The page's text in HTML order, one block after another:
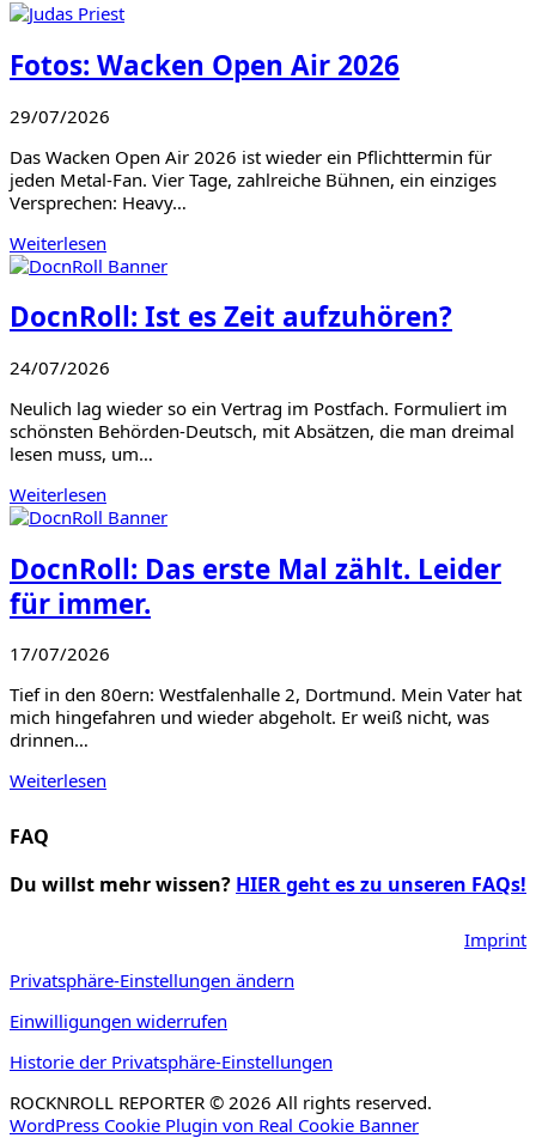
Fotos: Wacken Open Air 2026
29/07/2026
Das Wacken Open Air 2026 ist wieder ein Pflichttermin für
jeden Metal-Fan. Vier Tage, zahlreiche Bühnen, ein einziges
Versprechen: Heavy…
Weiterlesen
DocnRoll: Ist es Zeit aufzuhören?
24/07/2026
Neulich lag wieder so ein Vertrag im Postfach. Formuliert im
schönsten Behörden-Deutsch, mit Absätzen, die man dreimal
lesen muss, um…
Weiterlesen
DocnRoll: Das erste Mal zählt. Leider
für immer.
17/07/2026
Tief in den 80ern: Westfalenhalle 2, Dortmund. Mein Vater hat
mich hingefahren und wieder abgeholt. Er weiß nicht, was
drinnen…
Weiterlesen
FAQ
Du willst mehr wissen? HIER geht es zu unseren FAQs!
Imprint
Privatsphäre-Einstellungen ändern
Einwilligungen widerrufen
Historie der Privatsphäre-Einstellungen
ROCKNROLL REPORTER © 2026 All rights reserved.
WordPress Cookie Plugin von Real Cookie Banner